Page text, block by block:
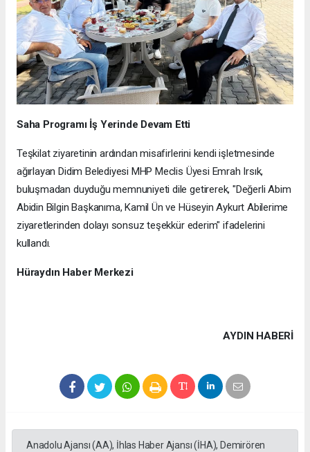
Saha Programı İş Yerinde Devam Etti
Teşkilat ziyaretinin ardından misafirlerini kendi işletmesinde
ağırlayan Didim Belediyesi MHP Meclis Üyesi Emrah Irsık,
buluşmadan duyduğu memnuniyeti dile getirerek, "Değerli Abim
Abidin Bilgin Başkanıma, Kamil Ün ve Hüseyin Aykurt Abilerime
ziyaretlerinden dolayı sonsuz teşekkür ederim" ifadelerini
kullandı.
Hüraydın Haber Merkezi
AYDIN HABERİ
Anadolu Ajansı (AA), İhlas Haber Ajansı (İHA), Demirören